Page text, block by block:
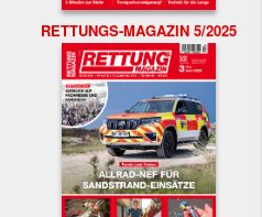
RETTUNGS-MAGAZIN 5/2025